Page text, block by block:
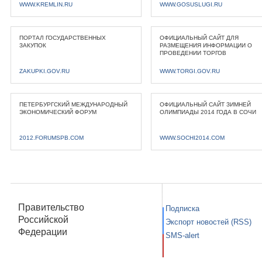
WWW.KREMLIN.RU WWW.GOSUSLUGI.RU
ПОРТАЛ ГОСУДАРСТВЕННЫХ
ЗАКУПОК
ZAKUPKI.GOV.RU
ОФИЦИАЛЬНЫЙ САЙТ ДЛЯ
РАЗМЕЩЕНИЯ ИНФОРМАЦИИ О
ПРОВЕДЕНИИ ТОРГОВ
WWW.TORGI.GOV.RU
ПЕТЕРБУРГСКИЙ МЕЖДУНАРОДНЫЙ
ЭКОНОМИЧЕСКИЙ ФОРУМ
2012.FORUMSPB.COM
ОФИЦИАЛЬНЫЙ САЙТ ЗИМНЕЙ
ОЛИМПИАДЫ 2014 ГОДА В СОЧИ
WWW.SOCHI2014.COM
Правительство
Российской
Федерации
Подписка
Экспорт новостей (RSS)
SMS-alert